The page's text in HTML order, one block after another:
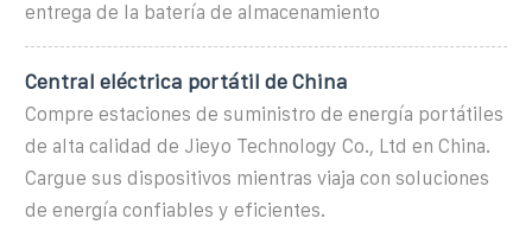
entrega de la batería de almacenamiento
Central eléctrica portátil de China
Compre estaciones de suministro de energía portátiles
de alta calidad de Jieyo Technology Co., Ltd en China.
Cargue sus dispositivos mientras viaja con soluciones
de energía confiables y eficientes.